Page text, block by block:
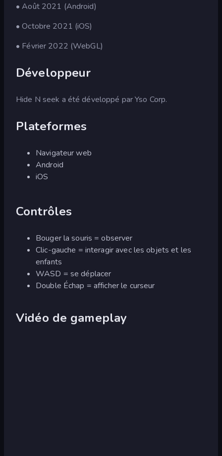
• Août 2021 (Android)
• Octobre 2021 (iOS)
• Février 2022 (WebGL)
Développeur
Hide N seek a été développé par Yso Corp.
Plateformes
Navigateur web
Android
iOS
Contrôles
Bouger la souris = observer
Clic-gauche = interagir avec les objets et les
enfants
WASD = se déplacer
Double Échap = afficher le curseur
Vidéo de gameplay